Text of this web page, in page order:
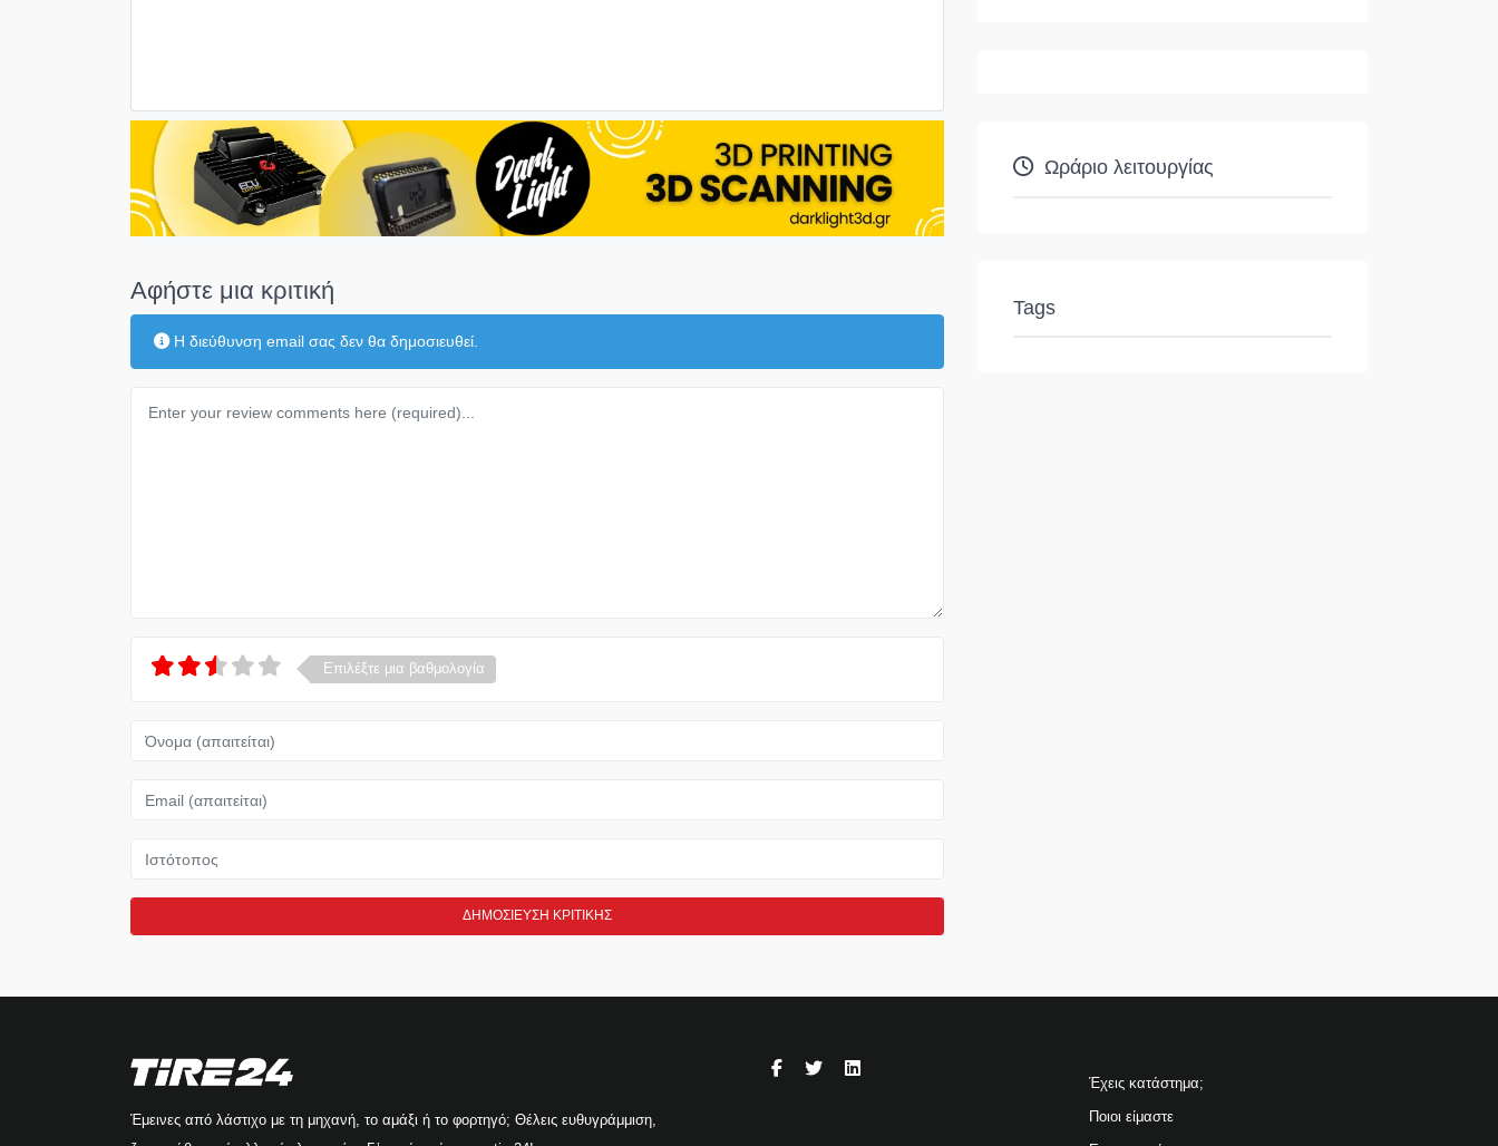
Αφήστε μια κριτική
Η διεύθυνση email σας δεν θα δημοσιευθεί.
Επιλέξτε μια βαθμολογία
Όνομα
Email
Ιστότοπος
Ωράριο λειτουργίας
Tags
Έμεινες από λάστιχο με τη μηχανή, το αμάξι ή το φορτηγό; Θέλεις ευθυγράμμιση,
Έχεις κατάστημα;
Ποιοι είμαστε